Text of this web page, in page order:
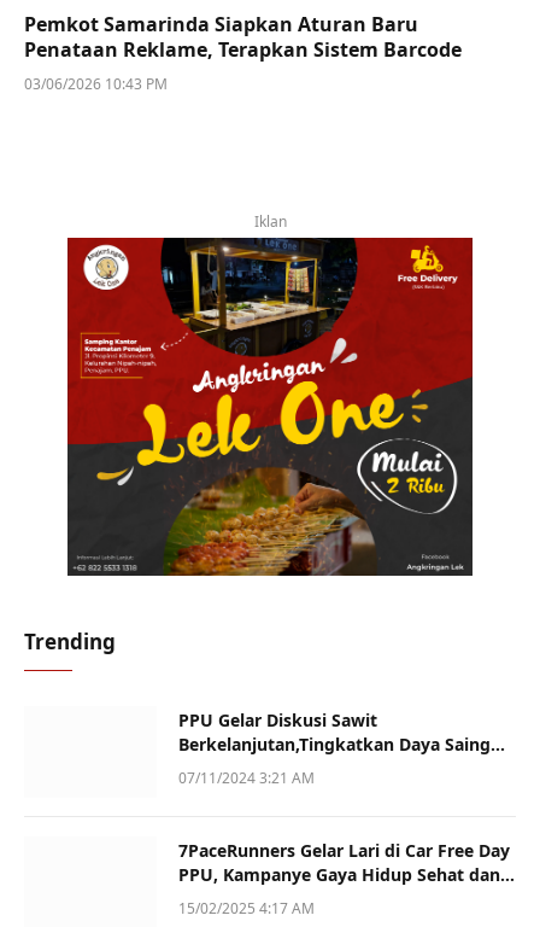
Pemkot Samarinda Siapkan Aturan Baru
Penataan Reklame, Terapkan Sistem Barcode
03/06/2026 10:43 PM
Iklan
Trending
PPU Gelar Diskusi Sawit
Berkelanjutan,Tingkatkan Daya Saing
dan Kualitas
07/11/2024 3:21 AM
7PaceRunners Gelar Lari di Car Free Day
PPU, Kampanye Gaya Hidup Sehat dan
Dukung UMKM
15/02/2025 4:17 AM